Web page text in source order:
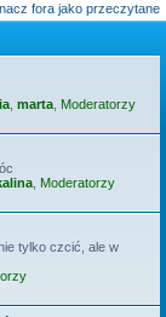
fora jako przeczytane
marta Moderatorzy
Moderatorzy
tylko czcić, ale w